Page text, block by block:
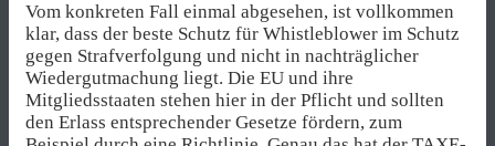
Vom konkreten Fall einmal abgesehen, ist vollkommen
klar, dass der beste Schutz für Whistleblower im Schutz
gegen Strafverfolgung und nicht in nachträglicher
Wiedergutmachung liegt. Die EU und ihre
Mitgliedsstaaten stehen hier in der Pflicht und sollten
den Erlass entsprechender Gesetze fördern, zum